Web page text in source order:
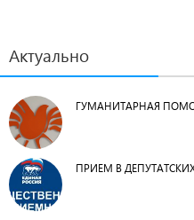
Актуально
ГУМАНИТАРНАЯ
ПРИЕМ В